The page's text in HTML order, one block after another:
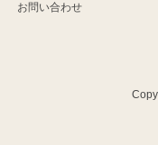
お問い合わせ